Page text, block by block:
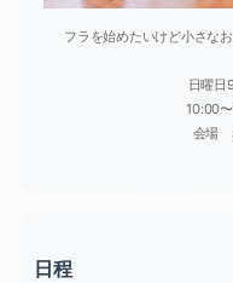
フラを始めたいけど小さな
日曜日
10:00
会場
日程